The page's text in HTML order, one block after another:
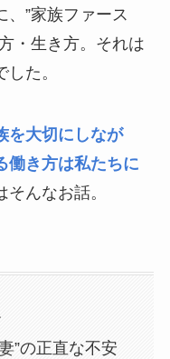
”家族ファース
・生き方。それは
した。
を大切にしなが
働き方は私たちに
んなお話。
”の正直な不安